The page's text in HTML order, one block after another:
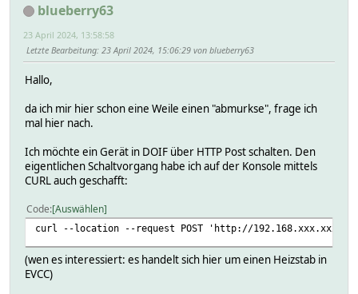
blueberry63
23 April 2024, 13:58:58
Letzte Bearbeitung: 23 April 2024, 15:06:29 von blueberry63
Hallo,
da ich mir hier schon eine Weile einen "abmurkse", frage ich
mal hier nach.
Ich möchte ein Gerät in DOIF über HTTP Post schalten. Den
eigentlichen Schaltvorgang habe ich auf der Konsole mittels
CURL auch geschafft:
Code Auswählen
curl --location --request POST 'http://
(wen es interessiert: es handelt sich hier um einen Heizstab in
EVCC)